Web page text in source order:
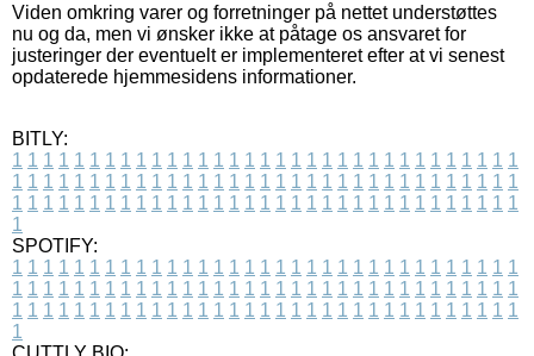
Viden omkring varer og forretninger på nettet understøttes
nu og da, men vi ønsker ikke at påtage os ansvaret for
justeringer der eventuelt er implementeret efter at vi senest
opdaterede hjemmesidens informationer.
BITLY:
1 1 1 1 1 1 1 1 1 1 1 1 1 1 1 1 1 1 1 1 1 1 1 1 1 1 1 1 1 1 1 1 1
1 1 1 1 1 1 1 1 1 1 1 1 1 1 1 1 1 1 1 1 1 1 1 1 1 1 1 1 1 1 1 1 1
1 1 1 1 1 1 1 1 1 1 1 1 1 1 1 1 1 1 1 1 1 1 1 1 1 1 1 1 1 1 1 1 1
1
SPOTIFY:
1 1 1 1 1 1 1 1 1 1 1 1 1 1 1 1 1 1 1 1 1 1 1 1 1 1 1 1 1 1 1 1 1
1 1 1 1 1 1 1 1 1 1 1 1 1 1 1 1 1 1 1 1 1 1 1 1 1 1 1 1 1 1 1 1 1
1 1 1 1 1 1 1 1 1 1 1 1 1 1 1 1 1 1 1 1 1 1 1 1 1 1 1 1 1 1 1 1 1
1